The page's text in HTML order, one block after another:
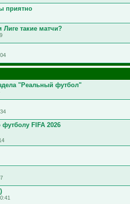
приятно
Лиге такие матчи?
"Реальный футбол"
FIFA 2026